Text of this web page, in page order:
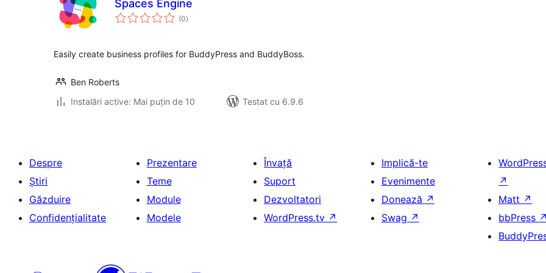
Spaces Engine
(0total
aprecieri
)
Easily create business profiles for BuddyPress and BuddyBoss.
Ben Roberts
Instalări active: Mai puțin de 10
Testat cu 6.9.6
Despre
Știri
Găzduire
Confidențialitate
Prezentare
Teme
Module
Modele
Învață
Suport
Dezvoltatori
WordPress.tv ↗
Implică-te
Evenimente
Donează ↗
Swag ↗
↗
Matt ↗
bbPress ↗